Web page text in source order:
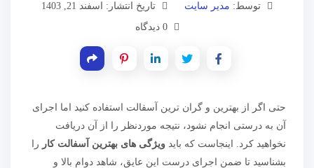
توسط: مدیر سایت
تاریخ انتشار: اسفند 21, 1403
0 دیدگاه
حتی اگر از بهترین و گران ترین آسفالت استفاده کنید اما اجرای
آن به درستی انجام نشود، نتیجه موردنظر را از آن دریافت
نخواهید کرد. اینجاست که باید ویژگی های بهترین آسفالت کار را
بشناسید تا ضمن اجرای درست این عایق، شاهد دوام بالا و